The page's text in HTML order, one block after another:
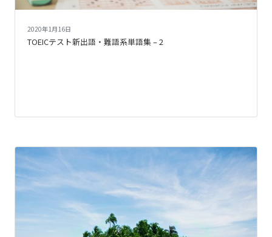
2020年1月16日
TOEICテスト新出語・難語系単語集 – 2